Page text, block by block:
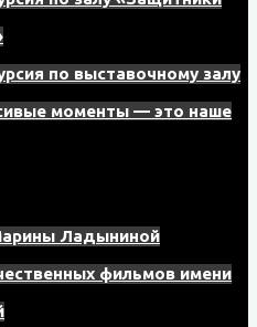
по выставочному залу
моменты — это наше
Ладыниной
фильмов имени